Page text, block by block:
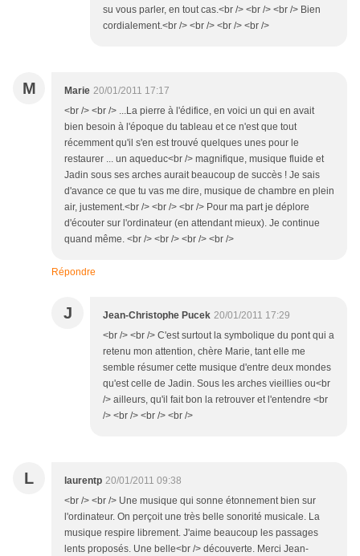
su vous parler, en tout cas.<br /> <br /> <br /> Bien
cordialement.<br /> <br /> <br /> <br />
M Marie 20/01/2011 17:17
<br /> <br /> ...La pierre à l'édifice, en voici un qui en avait
bien besoin à l'époque du tableau et ce n'est que tout
récemment qu'il s'en est trouvé quelques unes pour le
restaurer ... un aqueduc<br /> magnifique, musique fluide et
Jadin sous ses arches aurait beaucoup de succès ! Je sais
d'avance ce que tu vas me dire, musique de chambre en plein
air, justement.<br /> <br /> <br /> Pour ma part je déplore
d'écouter sur l'ordinateur (en attendant mieux). Je continue
quand même. <br /> <br /> <br /> <br />
Répondre
J Jean-Christophe Pucek 20/01/2011 17:29
<br /> <br /> C'est surtout la symbolique du pont qui a
retenu mon attention, chère Marie, tant elle me
semble résumer cette musique d'entre deux mondes
qu'est celle de Jadin. Sous les arches vieillies ou<br
/> ailleurs, qu'il fait bon la retrouver et l'entendre <br
/> <br /> <br /> <br />
L laurentp 20/01/2011 09:38
<br /> <br /> Une musique qui sonne étonnement bien sur
l'ordinateur. On perçoit une très belle sonorité musicale. La
musique respire librement. J'aime beaucoup les passages
lents proposés. Une belle<br /> découverte. Merci Jean-